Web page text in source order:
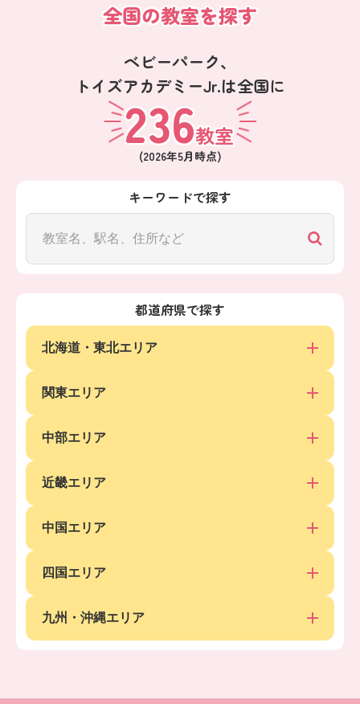
全国の教室を探す
ベビーパーク、
トイズアカデミーJr.は全国に
236教室
(2026年5月 時点)
キーワードで探す
都道府県で探す
北海道・東北エリア
関東エリア
中部エリア
近畿エリア
中国エリア
四国エリア
九州・沖縄エリア